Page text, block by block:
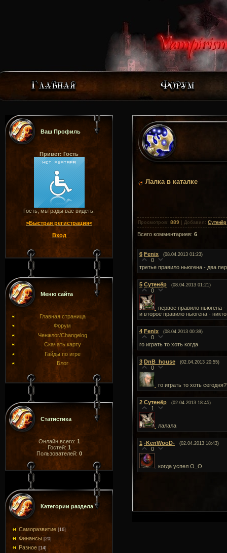
Ваш Профиль
Привет: Гость
Гость, мы рады вас видеть.
>Быстрая регистрация<
Вход
Меню сайта
Главная страница
Форум
Ченжлог/Changelog
Скачать карту
Гайды по игре
Блог
Статистика
Онлайн всего: 1
Гостей: 1
Пользователей: 0
Категории раздела
Саморазвитие [16]
Финансы [20]
Разное [14]
Лалка в каталке
Просмотров : 889 Добавил : Сутенёр
Всего комментариев: 6
6 Fenix (08.04.2013 01:23)
0
третье правило ньюгена - два
5 Сутенёр (08.04.2013 01:21)
0
первое правило ньюгена -
и второе правило ньюгена -
4 Fenix (08.04.2013 00:39)
0
го играть то хоть когда
3 DnB_house (02.04.2013 20:55)
0
го играть то хоть
2 Сутенёр (02.04.2013 18:45)
1
лалала
1 -KenWooD- (02.04.2013 18:43)
0
когда успел О_О